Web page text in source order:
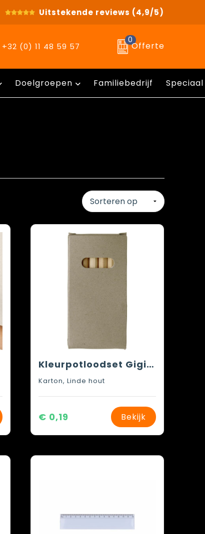
Uitstekende reviews (4,9/5)
+32 (0) 11 48 59 57
0
Offerte
Doelgroepen Familiebedrijf
Kleurpotloodset Gigi | 6-delig
Karton, Linde hout
€ 0,19 Bekijk